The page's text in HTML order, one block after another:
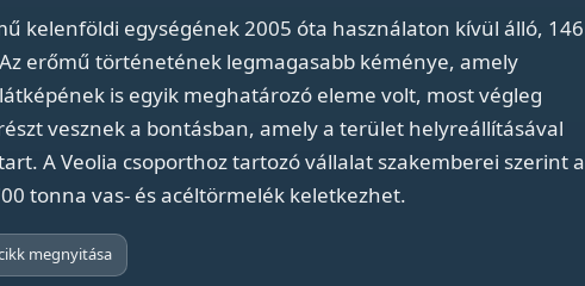
kelenföldi egységének 2005 óta használaton kívül álló, 146
erőmű történetének legmagasabb kéménye, amely
is egyik meghatározó eleme volt, most végleg
vesznek a bontásban, amely a terület helyreállításával
A Veolia csoporthoz tartozó vállalat szakemberei szerint a
tonna vas- és acéltörmelék keletkezhet.
megnyitása